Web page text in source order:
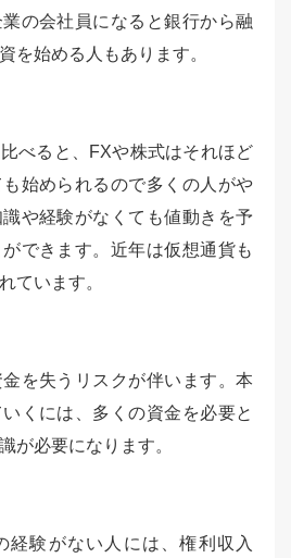
の会社員になると銀行から融
を始める人もあります。
べると、FXや株式はそれほど
始められるので多くの人がや
や経験がなくても値動きを予
できます。近年は仮想通貨も
ています。
を失うリスクが伴います。本
くには、多くの資金を必要と
が必要になります。
経験がない人には、権利収入